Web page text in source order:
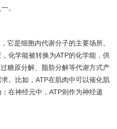
。
它是细胞内代谢分子的主要场所。
化学能被转换为ATP的化学能，供
糖原分解、脂肪分解等代谢方式产
。比如，ATP在肌肉中可以催化肌
在神经元中，ATP则作为神经递